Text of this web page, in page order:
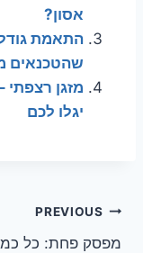
אסון?
שהטכנאים
מזגן רצפתי
יגלו לכם
ניווט
PREVIOUS
מפסק פחת: כל